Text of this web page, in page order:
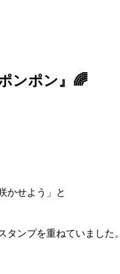
ンポン』🌈
かせよう」と
ンプを重ねていました。